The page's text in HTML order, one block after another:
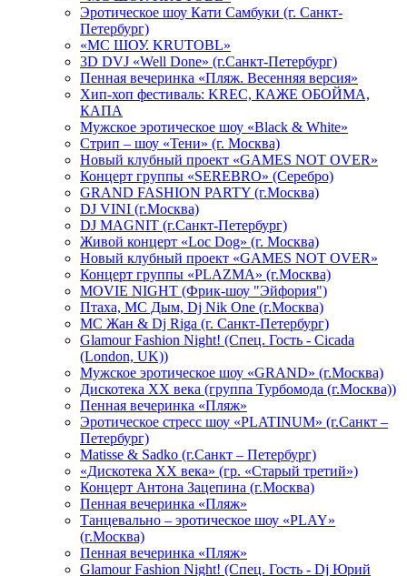
Эротическое шоу Кати Самбуки (г. Санкт-
Петербург)
«МС ШОУ. KRUTOBL»
3D DVJ «Well Done» (г.Санкт-Петербург)
Пенная вечеринка «Пляж. Весенняя версия»
Хип-хоп фестиваль: KREC, КАЖЕ ОБОЙМА,
КАПА
Мужское эротическое шоу «Black & White»
Стрип – шоу «Тени» (г. Москва)
Новый клубный проект «GAMES NOT OVER»
Концерт группы «SEREBRO» (Серебро)
GRAND FASHION PARTY (г.Москва)
DJ VINI (г.Москва)
DJ MAGNIT (г.Санкт-Петербург)
Живой концерт «Loc Dog» (г. Москва)
Новый клубный проект «GAMES NOT OVER»
Концерт группы «PLAZMA» (г.Москва)
MOVIE NIGHT (Фрик-шоу "Эйфория")
Птаха, МС Дым, Dj Nik One (г.Москва)
МС Жан & Dj Riga (г. Санкт-Петербург)
Glamour Fashion Night! (Спец. Гость - Cicada
(London, UK))
Мужское эротическое шоу «GRAND» (г.Москва)
Дискотека XX века (группа Турбомода (г.Москва))
Пенная вечеринка «Пляж»
Эротическое стресс шоу «PLATINUM» (г.Санкт –
Петербург)
Matisse & Sadko (г.Санкт – Петербург)
«Дискотека ХХ века» (гр. «Старый третий»)
Концерт Антона Зацепина (г.Москва)
Пенная вечеринка «Пляж»
Танцевально – эротическое шоу «PLAY»
(г.Москва)
Пенная вечеринка «Пляж»
Glamour Fashion Night! (Спец. Гость - Dj Юрий